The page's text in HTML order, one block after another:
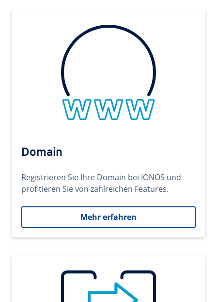
Domain
Registrieren Sie Ihre Domain bei IONOS und
profitieren Sie von zahlreichen Features.
Mehr erfahren